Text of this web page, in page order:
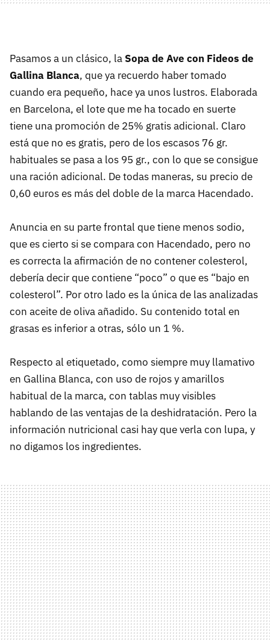
Pasamos a un clásico, la Sopa de Ave con Fideos de
Gallina Blanca, que ya recuerdo haber tomado
cuando era pequeño, hace ya unos lustros. Elaborada
en Barcelona, el lote que me ha tocado en suerte
tiene una promoción de 25% gratis adicional. Claro
está que no es gratis, pero de los escasos 76 gr.
habituales se pasa a los 95 gr., con lo que se consigue
una ración adicional. De todas maneras, su precio de
0,60 euros es más del doble de la marca Hacendado.
Anuncia en su parte frontal que tiene menos sodio,
que es cierto si se compara con Hacendado, pero no
es correcta la afirmación de no contener colesterol,
debería decir que contiene “poco” o que es “bajo en
colesterol”. Por otro lado es la única de las analizadas
con aceite de oliva añadido. Su contenido total en
grasas es inferior a otras, sólo un 1 %.
Respecto al etiquetado, como siempre muy llamativo
en Gallina Blanca, con uso de rojos y amarillos
habitual de la marca, con tablas muy visibles
hablando de las ventajas de la deshidratación. Pero la
información nutricional casi hay que verla con lupa, y
no digamos los ingredientes.